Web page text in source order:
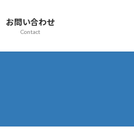
お問い合わせ
Contact